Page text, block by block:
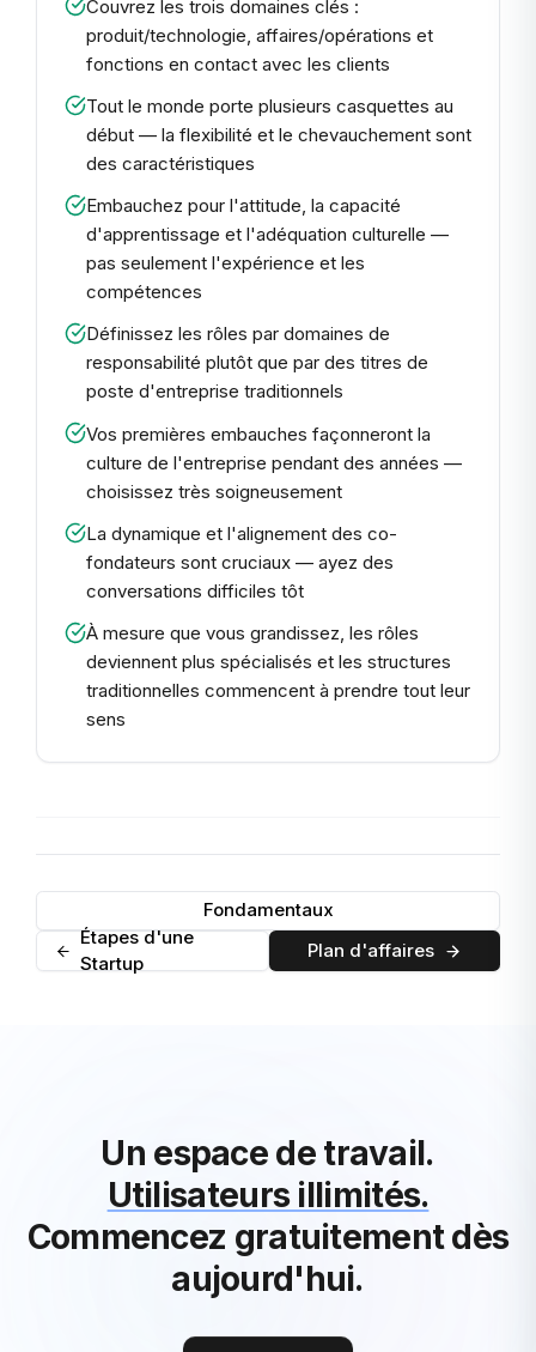
Couvrez les trois domaines clés :
produit/technologie, affaires/opérations et
fonctions en contact avec les clients
Tout le monde porte plusieurs casquettes au
début — la flexibilité et le chevauchement sont
des caractéristiques
Embauchez pour l'attitude, la capacité
d'apprentissage et l'adéquation culturelle —
pas seulement l'expérience et les
compétences
Définissez les rôles par domaines de
responsabilité plutôt que par des titres de
poste d'entreprise traditionnels
Vos premières embauches façonneront la
culture de l'entreprise pendant des années —
choisissez très soigneusement
La dynamique et l'alignement des co-
fondateurs sont cruciaux — ayez des
conversations difficiles tôt
À mesure que vous grandissez, les rôles
deviennent plus spécialisés et les structures
traditionnelles commencent à prendre tout leur
sens
Fondamentaux
Étapes d'une
Startup
Plan d'affaires
Un espace de travail.
Utilisateurs illimités.
Commencez gratuitement dès
aujourd'hui.